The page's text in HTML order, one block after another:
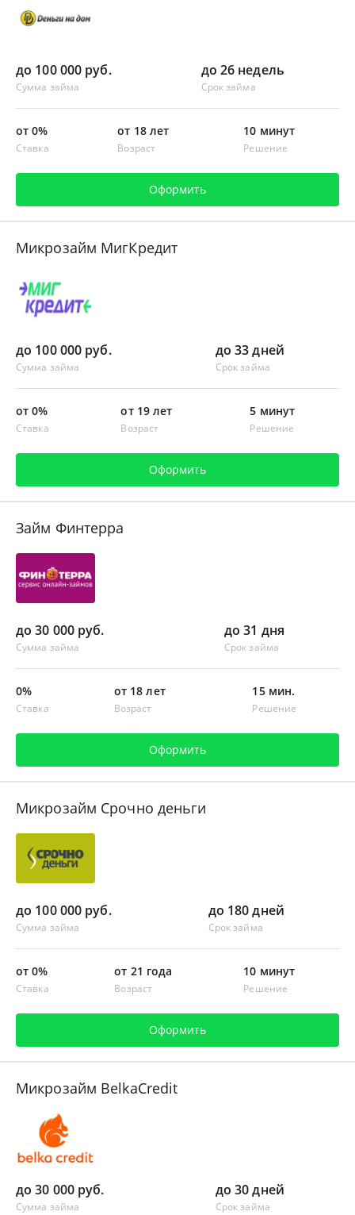
до 100 000 руб.
Сумма займа
до 26 недель
Срок займа
от 0%
Ставка
от 18 лет
Возраст
10 минут
Решение
Оформить
Микрозайм МигКредит
до 100 000 руб.
Сумма займа
до 33 дней
Срок займа
от 0%
Ставка
от 19 лет
Возраст
5 минут
Решение
Оформить
Займ Финтерра
до 30 000 руб.
Сумма займа
до 31 дня
Срок займа
0%
Ставка
от 18 лет
Возраст
15 мин.
Решение
Оформить
Микрозайм Срочно деньги
до 100 000 руб.
Сумма займа
до 180 дней
Срок займа
от 0%
Ставка
от 21 года
Возраст
10 минут
Решение
Оформить
Микрозайм BelkaCredit
до 30 000 руб.
Сумма займа
до 30 дней
Срок займа